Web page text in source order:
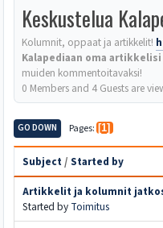
Keskustelua
Kolumnit, oppaat ja artikkelit!
Kalapediaan oma artikkelisi
muiden kommentoitavaksi!
0 Members and 4 Guests are
GO DOWN Pages 1
Subject/ Started by
Artikkelit ja kolumnit
Started by Toimitus